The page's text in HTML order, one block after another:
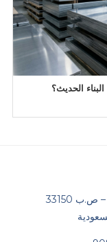
الحديث؟
33150